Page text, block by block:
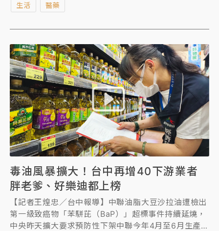
管理及品質管制機制可能存有重大缺失之虞，在原因未
生產作業。
生活 醫藥
毒油風暴擴大！台中再增40下游業者
胖老爹、好樂迪都上榜
【記者王煌忠／台中報導】中聯油脂大豆沙拉油遭檢出
第一級致癌物「苯駢芘（BaP）」超標事件持續延燒，
中央昨天擴大要求預防性下架中聯今年4月至6月生產的